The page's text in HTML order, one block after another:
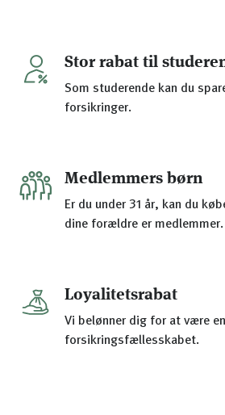
Stor rabat til
Som studerende kan du
forsikringer.
Medlemmers børn
Er du under 31 år, kan du
dine forældre er medlemmer.
Loyalitetsrabat
Vi belønner dig for at være
forsikringsfællesskabet.